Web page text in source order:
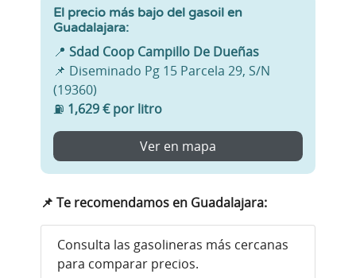
El precio más bajo del gasoil en
Guadalajara:
📍 Sdad Coop Campillo De Dueñas
📌 Diseminado Pg 15 Parcela 29, S/N
(19360)
⛽ 1,629 € por litro
Ver en mapa
📌 Te recomendamos en Guadalajara:
Consulta las gasolineras más cercanas
para comparar precios.